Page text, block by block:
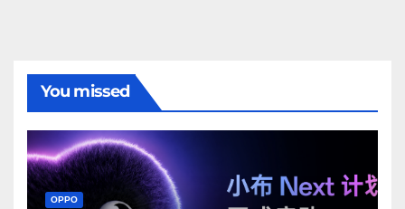
You missed
OPPO